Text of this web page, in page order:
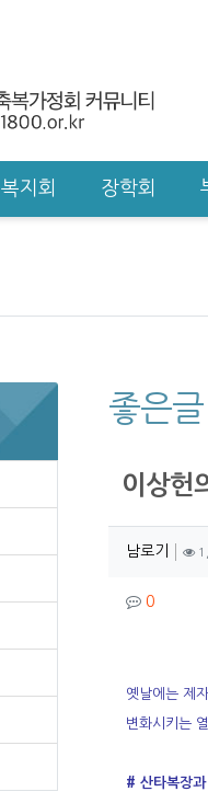
복지회 장학회
좋은
이상헌
작성
남로기 작성
컨텐
0댓글
본문
옛날에는 제
변화시키는
# 산타복장과